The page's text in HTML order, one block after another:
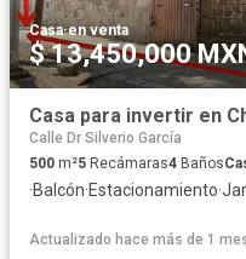
Casa·en venta
$ 13,450,000
Casa para invertir en
Calle Dr Silverio García
500 m²5 Recámaras4 Baños
·Balcón·Estacionamiento·
Actualizado hace más de 1